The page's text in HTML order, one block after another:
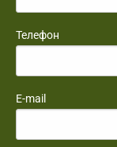
Телефон
E-mail